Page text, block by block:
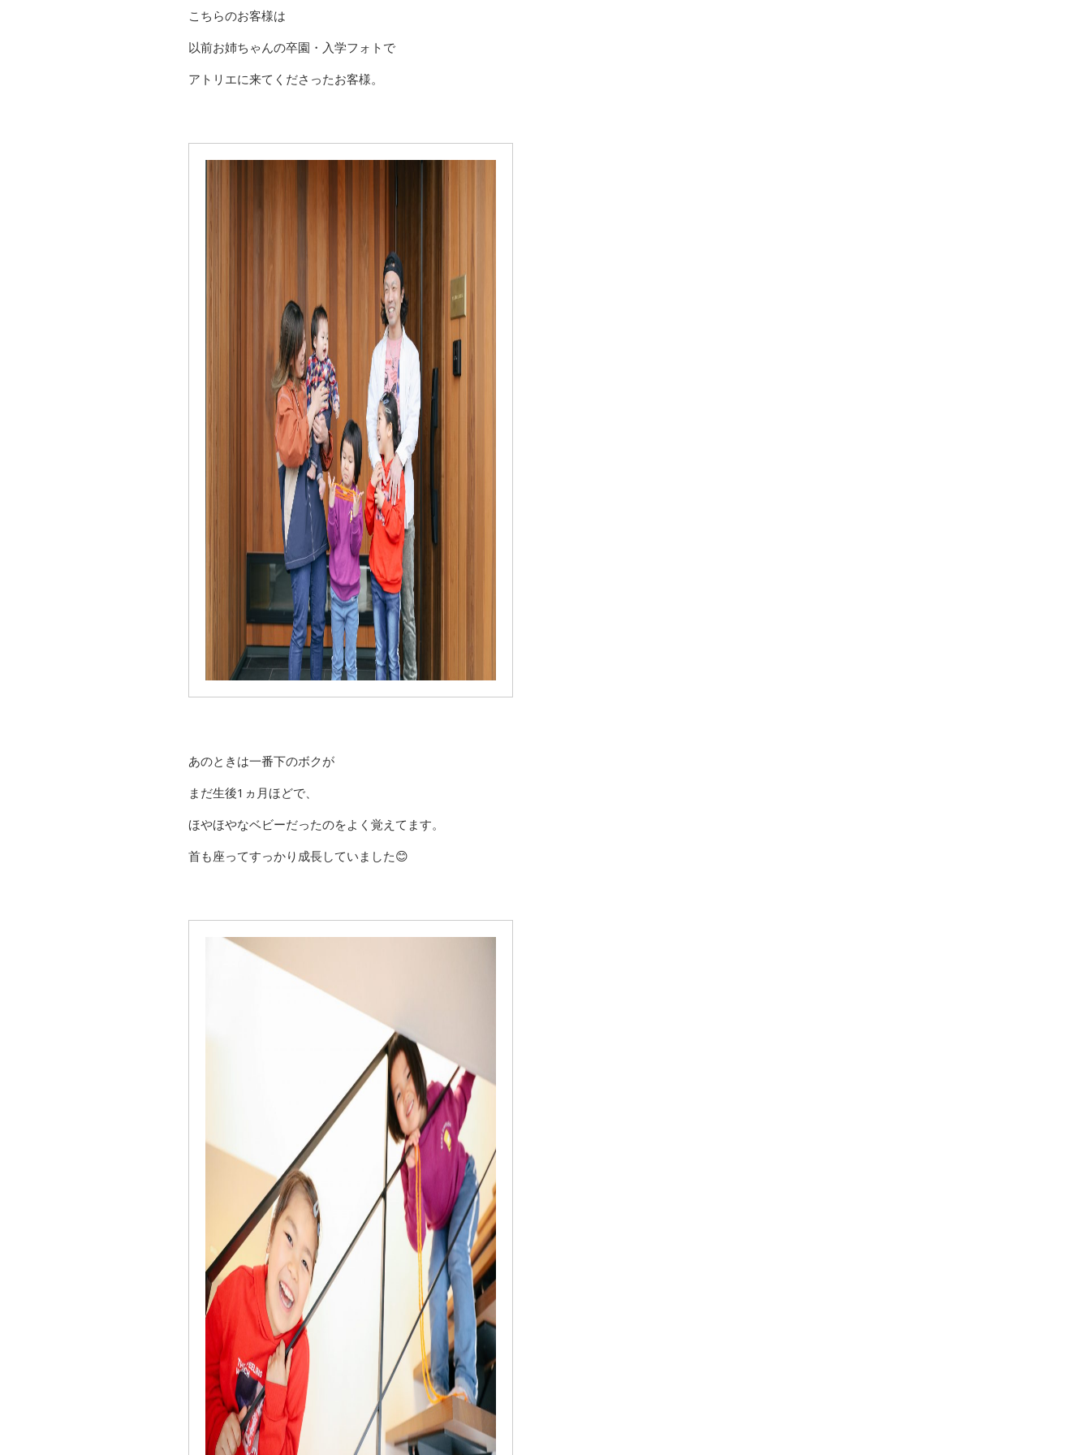
こちらのお客様は
以前お姉ちゃんの卒園・入学フォトで
アトリエに来てくださったお客様。
あのときは一番下のボクが
まだ生後1ヵ月ほどで、
ほやほやなベビーだったのをよく覚えてます。
首も座ってすっかり成長していました😊